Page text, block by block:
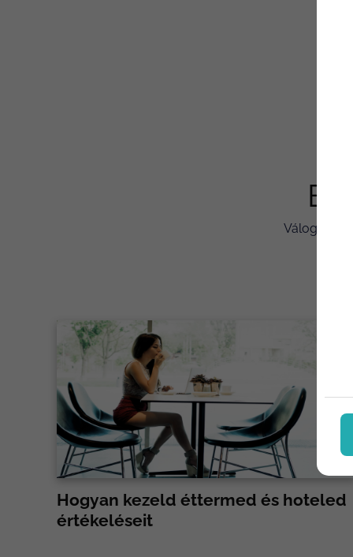
Válogass a
Hogyan kezeld éttermed és hoteled
értékeléseit